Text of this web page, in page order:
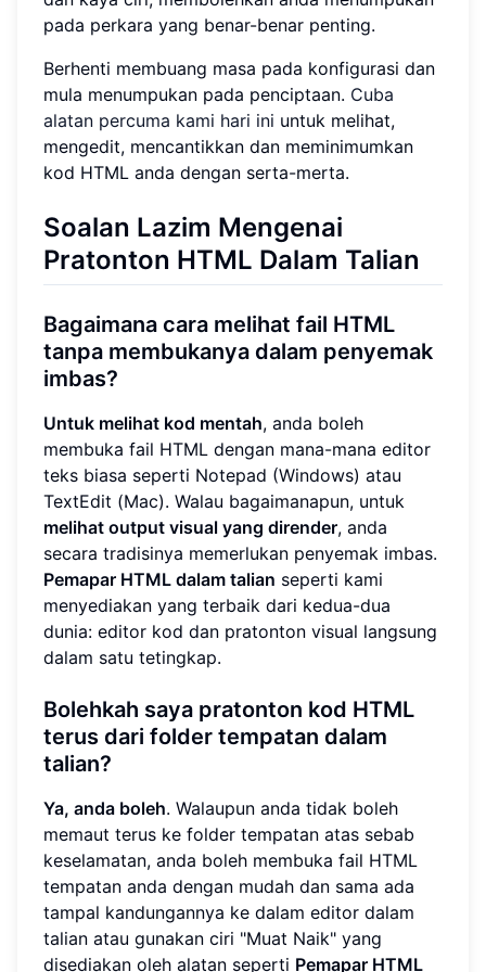
pada perkara yang benar-benar penting.
Berhenti membuang masa pada konfigurasi dan
mula menumpukan pada penciptaan. Cuba
alatan percuma kami hari ini untuk melihat,
mengedit, mencantikkan dan meminimumkan
kod HTML anda dengan serta-merta.
Soalan Lazim Mengenai
Pratonton HTML Dalam Talian
Bagaimana cara melihat fail HTML
tanpa membukanya dalam penyemak
imbas?
Untuk melihat kod mentah, anda boleh
membuka fail HTML dengan mana-mana editor
teks biasa seperti Notepad (Windows) atau
TextEdit (Mac). Walau bagaimanapun, untuk
melihat output visual yang dirender, anda
secara tradisinya memerlukan penyemak imbas.
Pemapar HTML dalam talian seperti kami
menyediakan yang terbaik dari kedua-dua
dunia: editor kod dan pratonton visual langsung
dalam satu tetingkap.
Bolehkah saya pratonton kod HTML
terus dari folder tempatan dalam
talian?
Ya, anda boleh. Walaupun anda tidak boleh
memaut terus ke folder tempatan atas sebab
keselamatan, anda boleh membuka fail HTML
tempatan anda dengan mudah dan sama ada
tampal kandungannya ke dalam editor dalam
talian atau gunakan ciri "Muat Naik" yang
disediakan oleh alatan seperti Pemapar HTML